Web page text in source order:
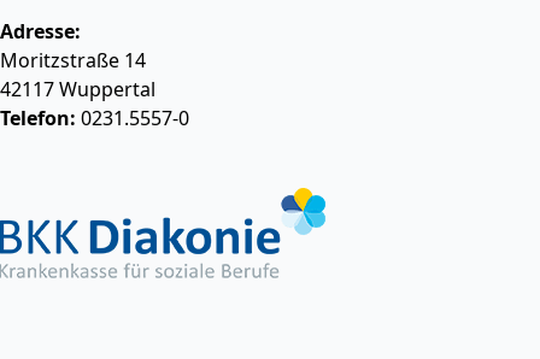
Adresse:
Moritzstraße 14
42117Wuppertal
Telefon: 0231.5557-0